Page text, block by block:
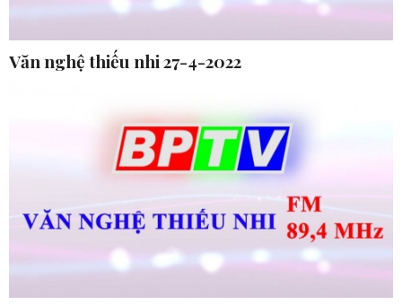
Văn nghệ thiếu nhi 27-4-2022